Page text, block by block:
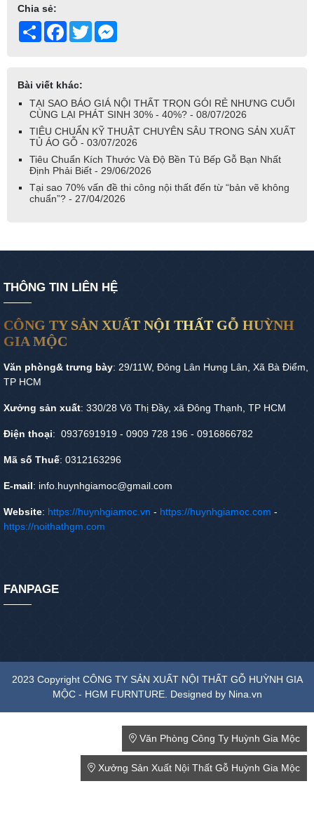
Chia sẻ:
Share Facebook
Twitter
Bài viết khác:
TẠI SAO BÁO GIÁ NỘI THẤT TRỌN GÓI RẺ NHƯNG CUỐI
CÙNG LẠI PHÁT SINH 30% - 40%? - 08/07/2026
TIÊU CHUẨN KỸ THUẬT CHUYÊN SÂU TRONG SẢN XUẤT
TỦ ÁO GỖ - 03/07/2026
Tiêu Chuẩn Kích Thước Và Độ Bền Tủ Bếp Gỗ Bạn Nhất
Định Phải Biết - 29/06/2026
Tại sao 70% vấn đề thi công nội thất đến từ “bản vẽ không
chuẩn”? - 27/04/2026
THÔNG TIN LIÊN HỆ
CÔNG TY SẢN XUẤT NỘI THẤT GỖ HUỲNH
GIA MỘC
Văn phòng& trưng bày: 29/11W, Đông Lân Hưng Lân, Xã Bà Điểm,
TP HCM
Xưởng sản xuất: 330/28 Võ Thị Đầy, xã Đông Thạnh, TP HCM
Điện thoại: 0937691919 - 0909 728 196 - 0916866782
Mã số Thuế: 0312163296
E-mail: info.huynhgiamoc@gmail.com
Website: https://huynhgiamoc.vn - https://huynhgiamoc.com -
https://noithathgm.com
FANPAGE
2023 Copyright CÔNG TY SẢN XUẤT NỘI THẤT GỖ HUỲNH GIA
MỘC - HGM FURNTURE. Designed by Nina.vn
Văn Phòng Công Ty Huỳnh Gia Mộc
Xưởng Sản Xuất Nội Thất Gỗ Huỳnh Gia Mộc